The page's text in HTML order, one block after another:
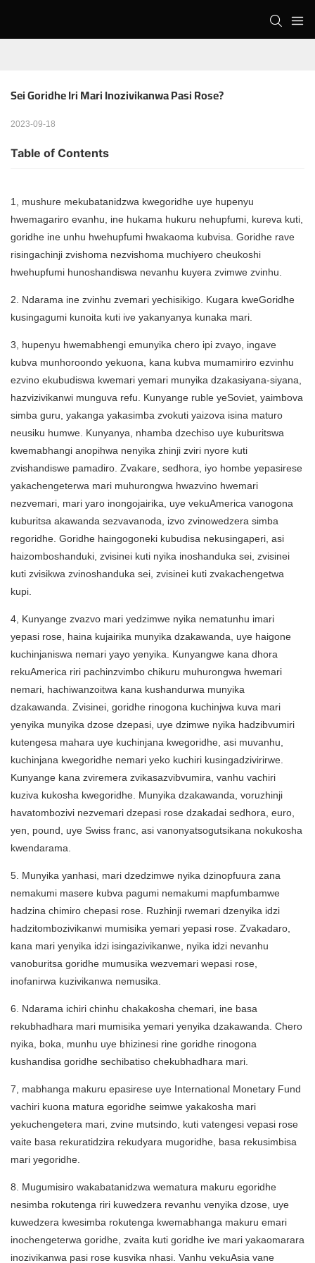
Sei Goridhe Iri Mari Inozivikanwa Pasi Rose?
2023-09-18
Table of Contents
1, mushure mekubatanidzwa kwegoridhe uye hupenyu
hwemagariro evanhu, ine hukama hukuru nehupfumi, kureva kuti,
goridhe ine unhu hwehupfumi hwakaoma kubvisa. Goridhe rave
risingachinji zvishoma nezvishoma muchiyero cheukoshi
hwehupfumi hunoshandiswa nevanhu kuyera zvimwe zvinhu.
2. Ndarama ine zvinhu zvemari yechisikigo. Kugara kweGoridhe
kusingagumi kunoita kuti ive yakanyanya kunaka mari.
3, hupenyu hwemabhengi emunyika chero ipi zvayo, ingave
kubva munhoroondo yekuona, kana kubva mumamiriro ezvinhu
ezvino ekubudiswa kwemari yemari munyika dzakasiyana-siyana,
hazvizivikanwi munguva refu. Kunyange ruble yeSoviet, yaimbova
simba guru, yakanga yakasimba zvokuti yaizova isina maturo
neusiku humwe. Kunyanya, nhamba dzechiso uye kuburitswa
kwemabhangi anopihwa nenyika zhinji zviri nyore kuti
zvishandiswe pamadiro. Zvakare, sedhora, iyo hombe yepasirese
yakachengeterwa mari muhurongwa hwazvino hwemari
nezvemari, mari yaro inongojairika, uye vekuAmerica vanogona
kuburitsa akawanda sezvavanoda, izvo zvinowedzera simba
regoridhe. Goridhe haingogoneki kubudisa nekusingaperi, asi
haizomboshanduki, zvisinei kuti nyika inoshanduka sei, zvisinei
kuti zvisikwa zvinoshanduka sei, zvisinei kuti zvakachengetwa
kupi.
4, Kunyange zvazvo mari yedzimwe nyika nematunhu imari
yepasi rose, haina kujairika munyika dzakawanda, uye haigone
kuchinjaniswa nemari yayo yenyika. Kunyangwe kana dhora
rekuAmerica riri pachinzvimbo chikuru muhurongwa hwemari
nemari, hachiwanzoitwa kana kushandurwa munyika
dzakawanda. Zvisinei, goridhe rinogona kuchinjwa kuva mari
yenyika munyika dzose dzepasi, uye dzimwe nyika hadzibvumiri
kutengesa mahara uye kuchinjana kwegoridhe, asi muvanhu,
kuchinjana kwegoridhe nemari yeko kuchiri kusingadzivirirwe.
Kunyange kana zviremera zvikasazvibvumira, vanhu vachiri
kuziva kukosha kwegoridhe. Munyika dzakawanda, voruzhinji
havatombozivi nezvemari dzepasi rose dzakadai sedhora, euro,
yen, pound, uye Swiss franc, asi vanonyatsogutsikana nokukosha
kwendarama.
5. Munyika yanhasi, mari dzedzimwe nyika dzinopfuura zana
nemakumi masere kubva pagumi nemakumi mapfumbamwe
hadzina chimiro chepasi rose. Ruzhinji rwemari dzenyika idzi
hadzitombozivikanwi mumisika yemari yepasi rose. Zvakadaro,
kana mari yenyika idzi isingazivikanwe, nyika idzi nevanhu
vanoburitsa goridhe mumusika wezvemari wepasi rose,
inofanirwa kuzivikanwa nemusika.
6. Ndarama ichiri chinhu chakakosha chemari, ine basa
rekubhadhara mari mumisika yemari yenyika dzakawanda. Chero
nyika, boka, munhu uye bhizinesi rine goridhe rinogona
kushandisa goridhe sechibatiso chekubhadhara mari.
7, mabhanga makuru epasirese uye International Monetary Fund
vachiri kuona matura egoridhe seimwe yakakosha mari
yekuchengetera mari, zvine mutsindo, kuti vatengesi vepasi rose
vaite basa rekuratidzira rekudyara mugoridhe, basa rekusimbisa
mari yegoridhe.
8. Mugumisiro wakabatanidzwa wematura makuru egoridhe
nesimba rokutenga riri kuwedzera revanhu venyika dzose, uye
kuwedzera kwesimba rokutenga kwemabhanga makuru emari
inochengeterwa goridhe, zvaita kuti goridhe ive mari yakaomarara
inozivikanwa pasi rose kusvika nhasi. Vanhu vekuAsia vane